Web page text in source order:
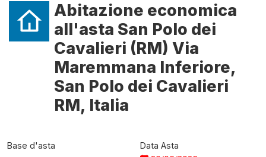
Abitazione economica
all'asta San Polo dei
Cavalieri (RM) Via
Maremmana Inferiore,
San Polo dei Cavalieri
RM, Italia
Base d'asta
Data Asta